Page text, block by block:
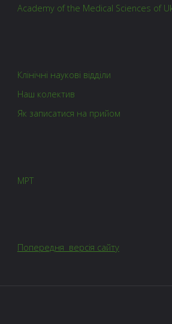
Academy of the Medical Sciences of
Клінічні наукові відділи
Наш колектив
Як записатися на прийом
МРТ
Попередня версія сайту